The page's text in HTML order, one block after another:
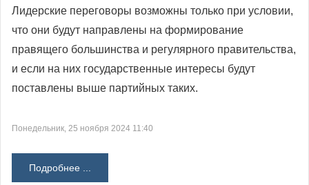
Лидерские переговоры возможны только при условии,
что они будут направлены на формирование
правящего большинства и регулярного правительства,
и если на них государственные интересы будут
поставлены выше партийных таких.
Понедельник, 25 ноября 2024 11:40
Подробнее ...